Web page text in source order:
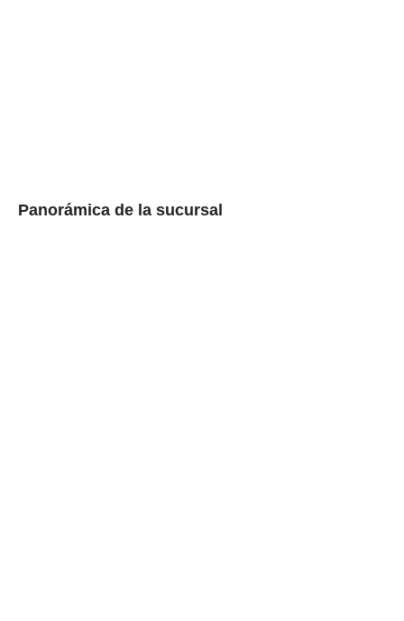
Panorámica de la sucursal